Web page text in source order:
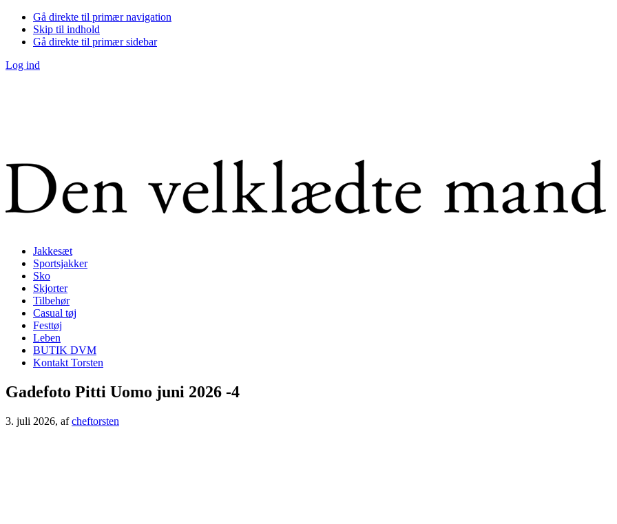
Gå direkte til primær navigation
Skip til indhold
Gå direkte til primær sidebar
Log ind
Jakkesæt
Sportsjakker
Sko
Skjorter
Tilbehør
Casual tøj
Festtøj
Leben
BUTIK DVM
Kontakt Torsten
Gadefoto Pitti Uomo juni 2026 -4
3. juli 2026, afcheftorsten